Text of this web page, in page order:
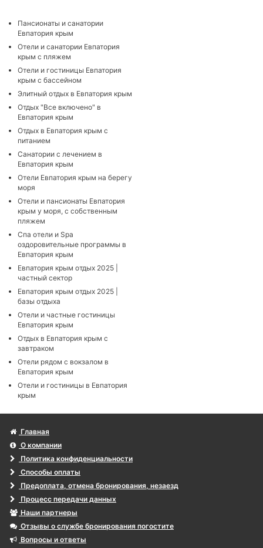
Пансионаты и санатории
Евпатория крым
Отели и санатории Евпатория
крым с пляжем
Отели и гостиницы Евпатория
крым с бассейном
Элитный отдых в Евпатория крым
Отдых "Все включено" в
Евпатория крым
Отдых в Евпатория крым с
питанием
Санатории с лечением в
Евпатория крым
Отели Евпатория крым на берегу
моря
Отели и пансионаты Евпатория
крым у моря, с собственным
пляжем
Cпа отели и Spa
оздоровительные программы в
Евпатория крым
Евпатория крым отдых 2025 |
частный сектор
Евпатория крым отдых 2025 |
базы отдыха
Отели и частные гостиницы
Евпатория крым
Отдых в Евпатория крым с
завтраком
Отели рядом с вокзалом в
Евпатория крым
Отели и гостиницы в Евпатория
крым
Главная
О компании
Политика конфиденциальности
Способы оплаты
Предоплата, отмена бронирования, незаезд
Процесс передачи данных
Наши партнеры
Отзывы о службе бронирования погостите
Вопросы и ответы